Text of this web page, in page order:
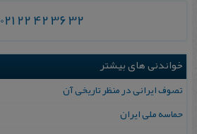
021 22 42 36 32
خواندنی های بیشتر
تصوف ایرانی در منظر تاریخی آن
حماسه ملی ایران